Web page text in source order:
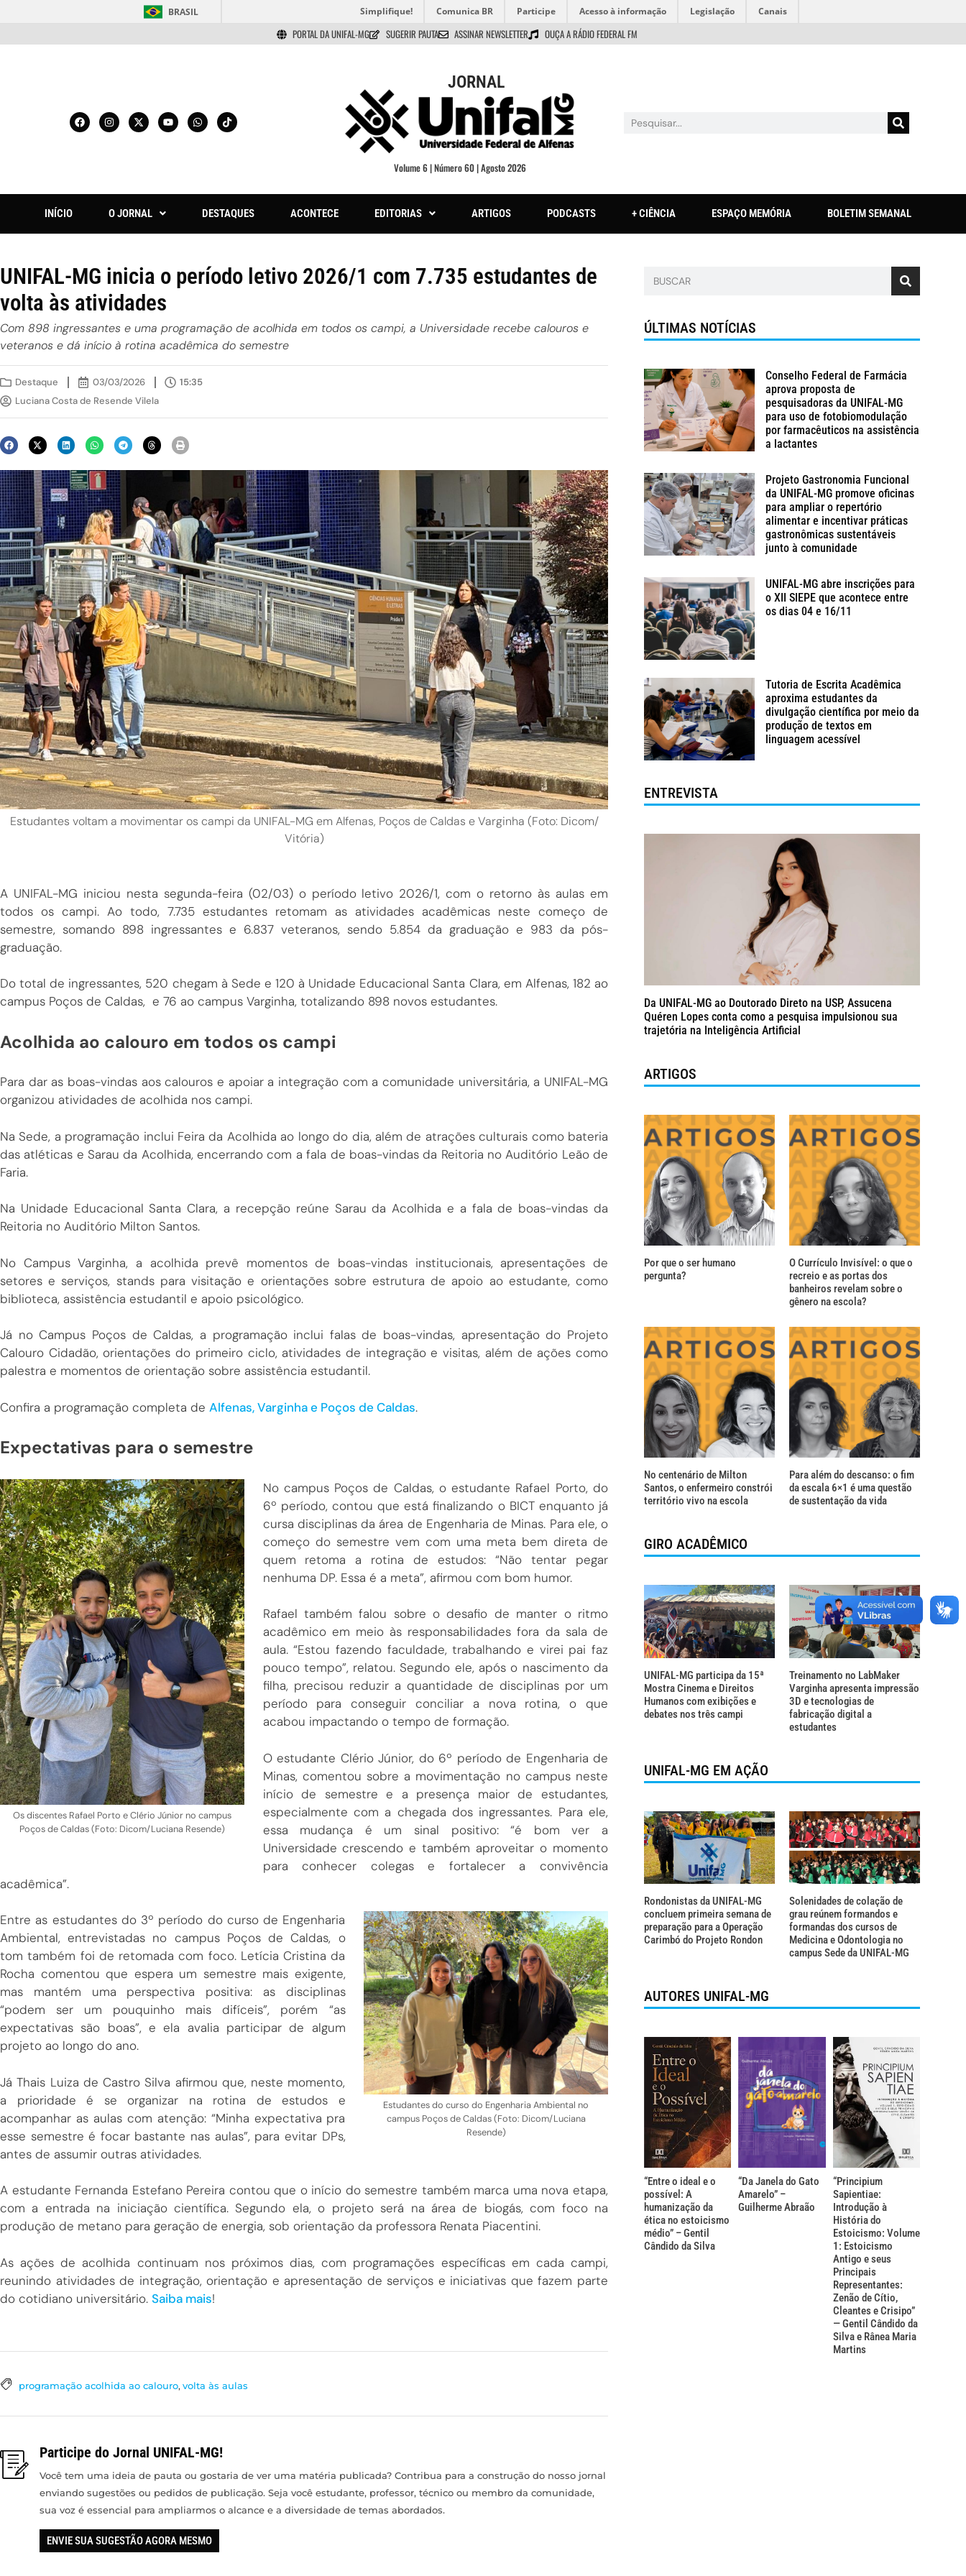
BRASIL Simplifique! Comunica BR Participe Acesso à informação Legislação Canais
PORTAL DA UNIFAL-MG SUGERIR PAUTA ASSINAR NEWSLETTER OUÇA A RÁDIO FEDERAL FM
JORNAL
Volume 6 | Número 60 | Agosto 2026
INÍCIO O JORNAL DESTAQUES ACONTECE EDITORIAS ARTIGOS PODCASTS + CIÊNCIA ESPAÇO MEMÓRIA BOLETIM SEMANAL
UNIFAL-MG inicia o período letivo 2026/1 com 7.735 estudantes de
volta às atividades
Com 898 ingressantes e uma programação de acolhida em todos os campi, a Universidade recebe calouros e
veteranos e dá início à rotina acadêmica do semestre
Destaque 03/03/2026
15:35
Luciana Costa de Resende Vilela
Estudantes voltam a movimentar os campi da UNIFAL-MG em Alfenas, Poços de Caldas e Varginha (Foto: Dicom/
Vitória)
A UNIFAL-MG iniciou nesta segunda-feira (02/03) o período letivo 2026/1, com o retorno às aulas em
todos os campi. Ao todo, 7.735 estudantes retomam as atividades acadêmicas neste começo de
semestre, somando 898 ingressantes e 6.837 veteranos, sendo 5.854 da graduação e 983 da pós-
graduação.
Do total de ingressantes, 520 chegam à Sede e 120 à Unidade Educacional Santa Clara, em Alfenas, 182 ao
campus Poços de Caldas, e 76 ao campus Varginha, totalizando 898 novos estudantes.
Acolhida ao calouro em todos os campi
Para dar as boas-vindas aos calouros e apoiar a integração com a comunidade universitária, a UNIFAL-MG
organizou atividades de acolhida nos campi.
Na Sede, a programação inclui Feira da Acolhida ao longo do dia, além de atrações culturais como bateria
das atléticas e Sarau da Acolhida, encerrando com a fala de boas-vindas da Reitoria no Auditório Leão de
Faria.
Na Unidade Educacional Santa Clara, a recepção reúne Sarau da Acolhida e a fala de boas-vindas da
Reitoria no Auditório Milton Santos.
No Campus Varginha, a acolhida prevê momentos de boas-vindas institucionais, apresentações de
setores e serviços, stands para visitação e orientações sobre estrutura de apoio ao estudante, como
biblioteca, assistência estudantil e apoio psicológico.
Já no Campus Poços de Caldas, a programação inclui falas de boas-vindas, apresentação do Projeto
Calouro Cidadão, orientações do primeiro ciclo, atividades de integração e visitas, além de ações como
palestra e momentos de orientação sobre assistência estudantil.
Confira a programação completa de Alfenas, Varginha e Poços de Caldas.
Expectativas para o semestre
Os discentes Rafael Porto e Clério Júnior no campus
Poços de Caldas (Foto: Dicom/Luciana Resende)
No campus Poços de Caldas, o estudante Rafael Porto, do
6º período, contou que está finalizando o BICT enquanto já
cursa disciplinas da área de Engenharia de Minas. Para ele, o
começo do semestre vem com uma meta bem direta de
quem retoma a rotina de estudos: “Não tentar pegar
nenhuma DP. Essa é a meta”, afirmou com bom humor.
Rafael também falou sobre o desafio de manter o ritmo
acadêmico em meio às responsabilidades fora da sala de
aula. “Estou fazendo faculdade, trabalhando e virei pai faz
pouco tempo”, relatou. Segundo ele, após o nascimento da
filha, precisou reduzir a quantidade de disciplinas por um
período para conseguir conciliar a nova rotina, o que
acabou impactando o tempo de formação.
O estudante Clério Júnior, do 6º período de Engenharia de
Minas, comentou sobre a movimentação no campus neste
início de semestre e a presença maior de estudantes,
especialmente com a chegada dos ingressantes. Para ele,
essa mudança é um sinal positivo: “é bom ver a
Universidade crescendo e também aproveitar o momento
para conhecer colegas e fortalecer a convivência
acadêmica”.
Estudantes do curso do Engenharia Ambiental no
campus Poços de Caldas (Foto: Dicom/Luciana
Resende)
Entre as estudantes do 3º período do curso de Engenharia
Ambiental, entrevistadas no campus Poços de Caldas, o
tom também foi de retomada com foco. Letícia Cristina da
Rocha comentou que espera um semestre mais exigente,
mas mantém uma perspectiva positiva: as disciplinas
“podem ser um pouquinho mais difíceis”, porém “as
expectativas são boas”, e ela avalia participar de algum
projeto ao longo do ano.
Já Thais Luiza de Castro Silva afirmou que, neste momento,
a prioridade é se organizar na rotina de estudos e
acompanhar as aulas com atenção: “Minha expectativa pra
esse semestre é focar bastante nas aulas”, para evitar DPs,
antes de assumir outras atividades.
A estudante Fernanda Estefano Pereira contou que o início do semestre também marca uma nova etapa,
com a entrada na iniciação científica. Segundo ela, o projeto será na área de biogás, com foco na
produção de metano para geração de energia, sob orientação da professora Renata Piacentini.
As ações de acolhida continuam nos próximos dias, com programações específicas em cada campi,
reunindo atividades de integração, orientação e apresentação de serviços e iniciativas que fazem parte
do cotidiano universitário. Saiba mais!
programação acolhida ao calouro, volta às aulas
Participe do Jornal UNIFAL-MG!
Você tem uma ideia de pauta ou gostaria de ver uma matéria publicada? Contribua para a construção do nosso jornal
enviando sugestões ou pedidos de publicação. Seja você estudante, professor, técnico ou membro da comunidade,
sua voz é essencial para ampliarmos o alcance e a diversidade de temas abordados.
ENVIE SUA SUGESTÃO AGORA MESMO
ÚLTIMAS NOTÍCIAS
Conselho Federal de Farmácia
aprova proposta de
pesquisadoras da UNIFAL-MG
para uso de fotobiomodulação
por farmacêuticos na assistência
a lactantes
Projeto Gastronomia Funcional
da UNIFAL-MG promove oficinas
para ampliar o repertório
alimentar e incentivar práticas
gastronômicas sustentáveis
junto à comunidade
UNIFAL-MG abre inscrições para
o XII SIEPE que acontece entre
os dias 04 e 16/11
Tutoria de Escrita Acadêmica
aproxima estudantes da
divulgação científica por meio da
produção de textos em
linguagem acessível
ENTREVISTA
Da UNIFAL-MG ao Doutorado Direto na USP, Assucena
Quéren Lopes conta como a pesquisa impulsionou sua
trajetória na Inteligência Artificial
ARTIGOS
Por que o ser humano
pergunta?
O Currículo Invisível: o que o
recreio e as portas dos
banheiros revelam sobre o
gênero na escola?
No centenário de Milton
Santos, o enfermeiro constrói
território vivo na escola
Para além do descanso: o fim
da escala 6×1 é uma questão
de sustentação da vida
GIRO ACADÊMICO
UNIFAL-MG participa da 15ª
Mostra Cinema e Direitos
Humanos com exibições e
debates nos três campi
Treinamento no LabMaker
Varginha apresenta impressão
3D e tecnologias de
fabricação digital a
estudantes
UNIFAL-MG EM AÇÃO
Rondonistas da UNIFAL-MG
concluem primeira semana de
preparação para a Operação
Carimbó do Projeto Rondon
Solenidades de colação de
grau reúnem formandos e
formandas dos cursos de
Medicina e Odontologia no
campus Sede da UNIFAL-MG
AUTORES UNIFAL-MG
“Entre o ideal e o
possível: A
humanização da
ética no estoicismo
médio” – Gentil
Cândido da Silva
“Da Janela do Gato
Amarelo” –
Guilherme Abraão
“Principium
Sapientiae:
Introdução à
História do
Estoicismo: Volume
1: Estoicismo
Antigo e seus
Principais
Representantes:
Zenão de Cítio,
Cleantes e Crisipo”
— Gentil Cândido da
Silva e Rânea Maria
Martins